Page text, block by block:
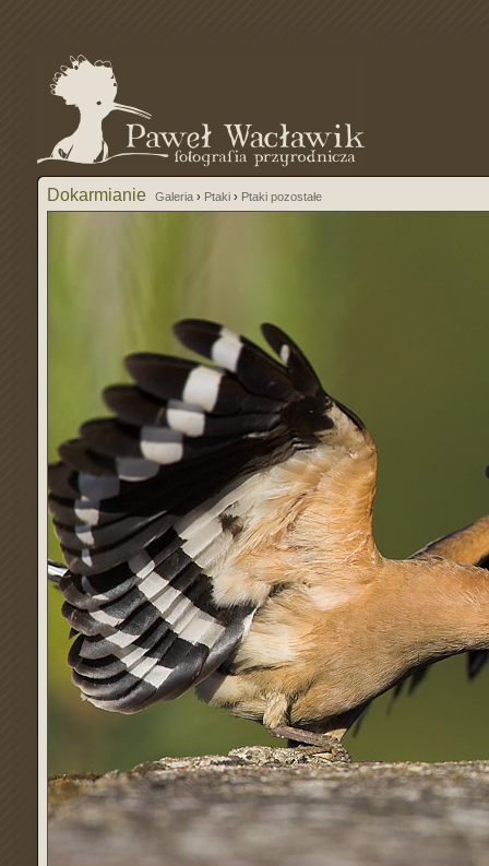
Dokarmianie Galeria › Ptaki › Ptaki pozostałe